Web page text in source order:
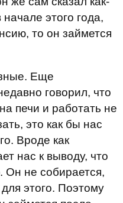
этого года,
то он займется
Еще
говорил, что
печи и работать не
это как бы нас
Вроде как
нас к выводу, что
Он не собирается,
этого. Поэтому